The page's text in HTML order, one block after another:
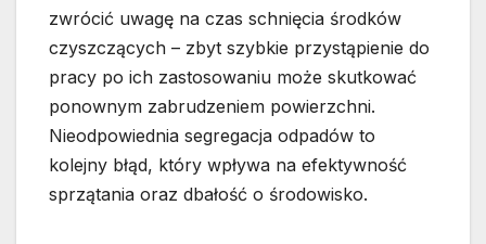
zwrócić uwagę na czas schnięcia środków
czyszczących – zbyt szybkie przystąpienie do
pracy po ich zastosowaniu może skutkować
ponownym zabrudzeniem powierzchni.
Nieodpowiednia segregacja odpadów to
kolejny błąd, który wpływa na efektywność
sprzątania oraz dbałość o środowisko.